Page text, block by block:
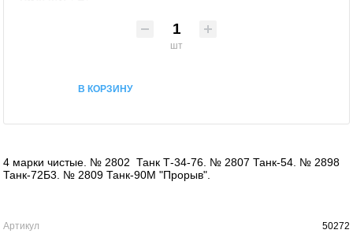
шт
В КОРЗИНУ
4 марки чистые. № 2802 Танк Т-34-76. № 2807 Танк-54. № 2898
Танк-72Б3. № 2809 Танк-90М "Прорыв".
Артикул 50272